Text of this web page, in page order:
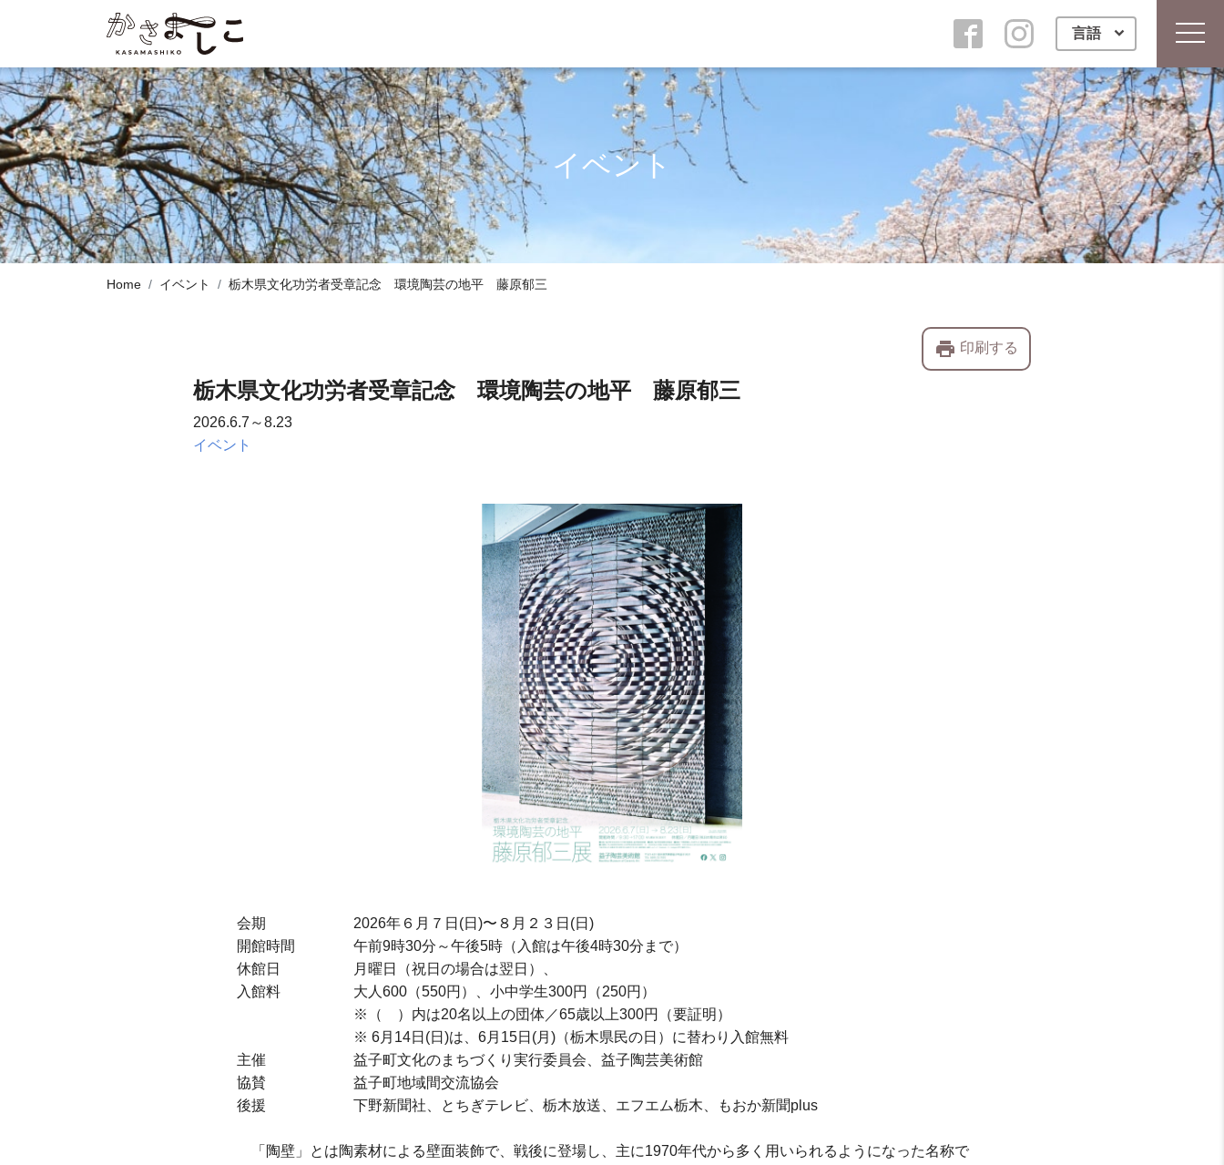
言語
イベント
Home イベント 栃木県文化功労者受章記念 環境陶芸の地平 藤原郁三
print 印刷する
栃木県文化功労者受章記念 環境陶芸の地平 藤原郁三
2026.6.7～8.23
イベント
会期 2026年６月７日(日)〜８月２３日(日)
開館時間 午前9時30分～午後5時（入館は午後4時30分まで）
休館日 月曜日（祝日の場合は翌日）、
入館料 大人600（550円）、小中学生300円（250円）
※（ ）内は20名以上の団体／65歳以上300円（要証明）
※ 6月14日(日)は、6月15日(月)（栃木県民の日）に替わり入館無料
主催 益子町文化のまちづくり実行委員会、益子陶芸美術館
協賛 益子町地域間交流協会
後援 下野新聞社、とちぎテレビ、栃木放送、エフエム栃木、もおか新聞plus
「陶壁」とは陶素材による壁面装飾で、戦後に登場し、主に1970年代から多く用いられるようになった名称で